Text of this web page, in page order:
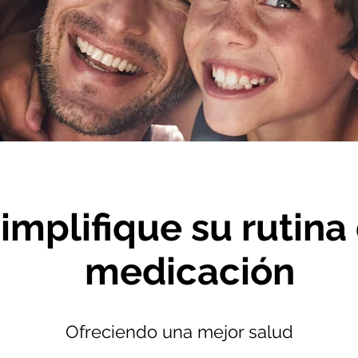
su rutina
medicación
Ofreciendo una mejor salud